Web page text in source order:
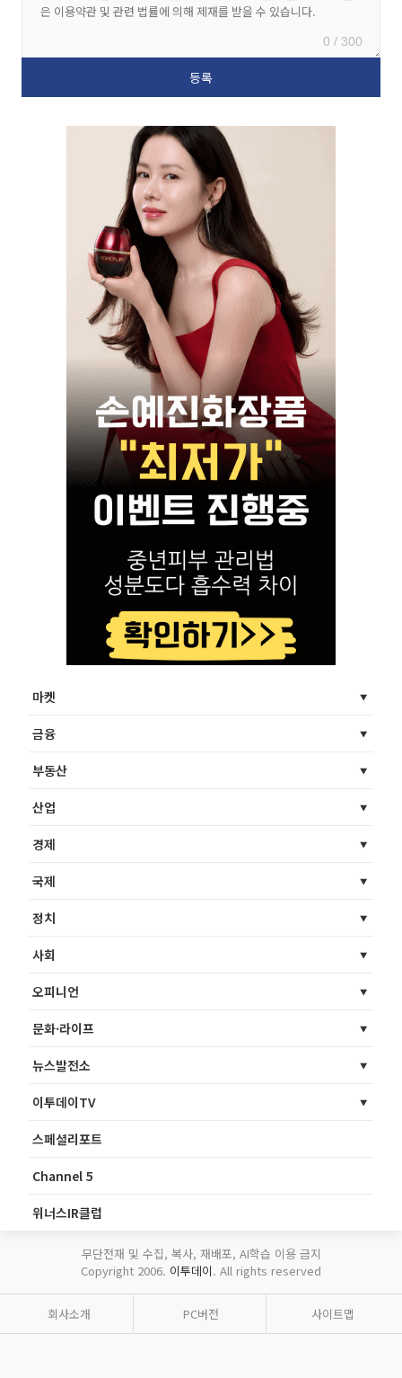
0 / 300
마켓
금융
부동산
산업
경제
국제
정치
사회
오피니언
문화·라이프
뉴스발전소
이투데이TV
스페셜리포트
Channel 5
위너스IR클럽
무단전재 및 수집, 복사, 재배포, AI학습 이용 금지
Copyright 2006. 이투데이. All rights reserved
회사소개 PC버전 사이트맵